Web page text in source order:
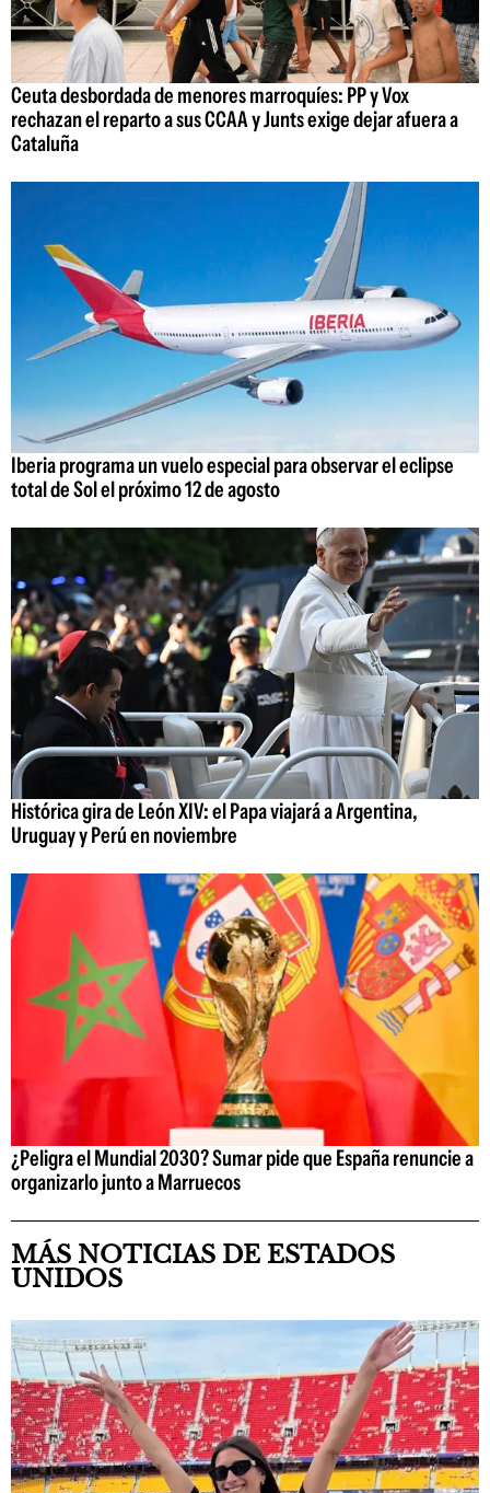
Ceuta desbordada de menores marroquíes: PP y Vox
rechazan el reparto a sus CCAA y Junts exige dejar afuera a
Cataluña
Iberia programa un vuelo especial para observar el eclipse
total de Sol el próximo 12 de agosto
Histórica gira de León XIV: el Papa viajará a Argentina,
Uruguay y Perú en noviembre
¿Peligra el Mundial 2030? Sumar pide que España renuncie a
organizarlo junto a Marruecos
MÁS NOTICIAS DE ESTADOS
UNIDOS